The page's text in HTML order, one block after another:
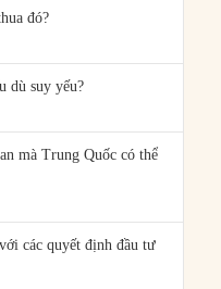
đó?
dù suy yếu?
mà Trung Quốc có thể
các quyết định đầu tư